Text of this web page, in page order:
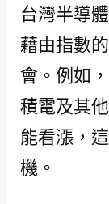
台灣半導
藉由指數
會。例如
積電及其
能看漲，
機。